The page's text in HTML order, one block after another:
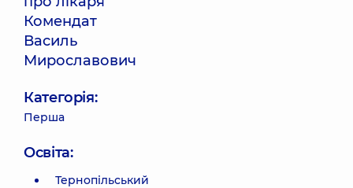
Комендат
Василь
Мирославович
Категорія:
Перша
Освіта:
Тернопільський